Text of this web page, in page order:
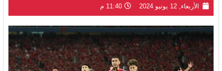
الأربعاء, 12 يونيو 2024 11:40 م